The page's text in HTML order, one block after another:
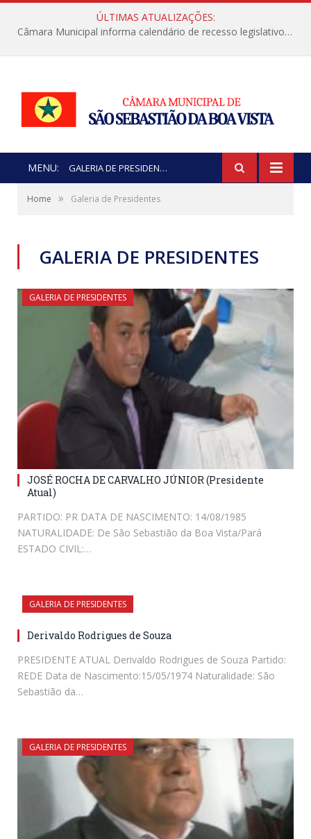
ÚLTIMAS ATUALIZAÇÕES:
Câmara Municipal informa calendário de recesso legislativo de julho
MENU: GALERIA DE PRESIDENTES
Home » Galeria de Presidentes
GALERIA DE PRESIDENTES
GALERIA DE PRESIDENTES
JOSÉ ROCHA DE CARVALHO JÚNIOR (Presidente
Atual)
PARTIDO: PR DATA DE NASCIMENTO: 14/08/1985
NATURALIDADE: De São Sebastião da Boa Vista/Pará
ESTADO CIVIL:…
GALERIA DE PRESIDENTES
Derivaldo Rodrigues de Souza
PRESIDENTE ATUAL Derivaldo Rodrigues de Souza Partido:
REDE Data de Nascimento:15/05/1974 Naturalidade: São
Sebastião da…
GALERIA DE PRESIDENTES